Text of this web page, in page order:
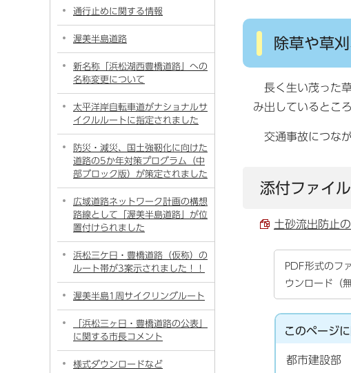
除草や草
長く生い茂った
み出しているとこ
交通事故につなが
添付ファイル
土砂流出防止
PDF形式のフ
ウンロード（
このページ
都市建設部
通行止めに関する情報
渥美半島道路
新名称「浜松湖西豊橋道路」への
名称変更について
太平洋岸自転車道がナショナルサ
イクルルートに指定されました
防災・減災、国土強靭化に向けた
道路の5か年対策プログラム（中
部ブロック版）が策定されました
広域道路ネットワーク計画の構想
路線として「渥美半島道路」が位
置付けられました
浜松三ケ日・豊橋道路（仮称）の
ルート帯が3案示されました！！
渥美半島1周サイクリングルート
「浜松三ヶ日・豊橋道路の公表」
に関する市長コメント
様式ダウンロードなど